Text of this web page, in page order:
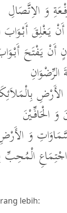
وَ الاِتَّصَالِ
يَغْلِقَ أَبْوَابَ
أَنْ يَفْتَحَ
وَ الْحَافِّيْنَ
وَ
lebih: